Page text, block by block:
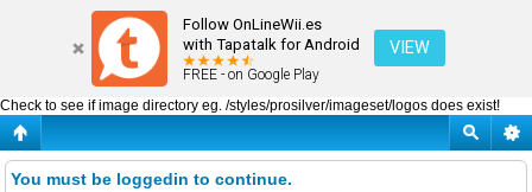
Follow OnLineWii.es
with Tapatalk for Android
FREE - on Google Play
VIEW
Check to see if image directory eg. /styles/prosilver/imageset/logos does exist!
Identificarse
You must be loggedin to continue.